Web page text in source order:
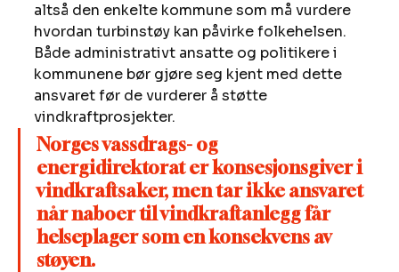
altså den enkelte kommune som må vurdere
hvordan turbinstøy kan påvirke folkehelsen.
Både administrativt ansatte og politikere i
kommunene bør gjøre seg kjent med dette
ansvaret før de vurderer å støtte
vindkraftprosjekter.
Norges vassdrags- og
energidirektorat er konsesjonsgiver i
vindkraftsaker, men tar ikke ansvaret
når naboer til vindkraftanlegg får
helseplager som en konsekvens av
støyen.